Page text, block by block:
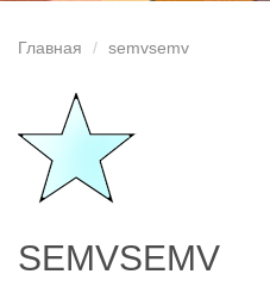
Главная semvsemv
SEMVSEMV